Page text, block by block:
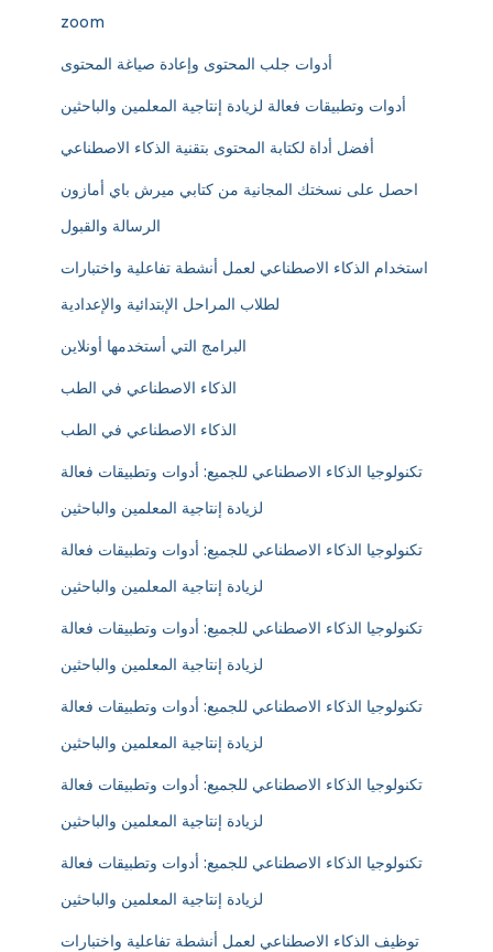
zoom
أدوات جلب المحتوى وإعادة صياغة المحتوى
أدوات وتطبيقات فعالة لزيادة إنتاجية المعلمين والباحثين
أفضل أداة لكتابة المحتوى بتقنية الذكاء الاصطناعي
احصل على نسختك المجانية من كتابي ميرش باي أمازون
الرسالة والقبول
استخدام الذكاء الاصطناعي لعمل أنشطة تفاعلية واختبارات
لطلاب المراحل الإبتدائية والإعدادية
البرامج التي أستخدمها أونلاين
الذكاء الاصطناعي في الطب
الذكاء الاصطناعي في الطب
تكنولوجيا الذكاء الاصطناعي للجميع: أدوات وتطبيقات فعالة
لزيادة إنتاجية المعلمين والباحثين
تكنولوجيا الذكاء الاصطناعي للجميع: أدوات وتطبيقات فعالة
لزيادة إنتاجية المعلمين والباحثين
تكنولوجيا الذكاء الاصطناعي للجميع: أدوات وتطبيقات فعالة
لزيادة إنتاجية المعلمين والباحثين
تكنولوجيا الذكاء الاصطناعي للجميع: أدوات وتطبيقات فعالة
لزيادة إنتاجية المعلمين والباحثين
تكنولوجيا الذكاء الاصطناعي للجميع: أدوات وتطبيقات فعالة
لزيادة إنتاجية المعلمين والباحثين
تكنولوجيا الذكاء الاصطناعي للجميع: أدوات وتطبيقات فعالة
لزيادة إنتاجية المعلمين والباحثين
توظيف الذكاء الاصطناعي لعمل أنشطة تفاعلية واختبارات